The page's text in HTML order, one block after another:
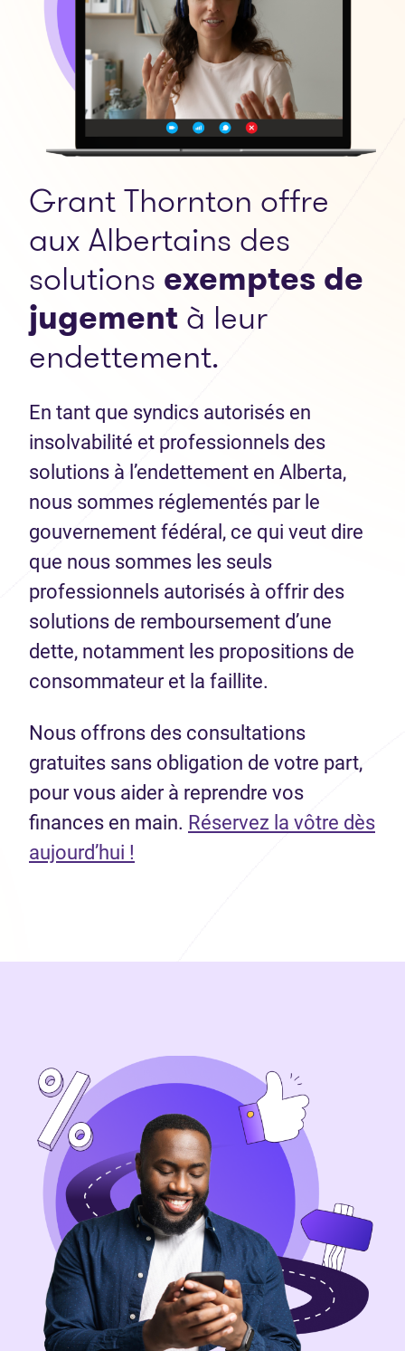
Grant Thornton offre
aux Albertains des
solutions exemptes de
jugementà leur
endettement.
En tant que syndics autorisés en
insolvabilité et professionnels des
solutions à l’endettement en Alberta,
nous sommes réglementés par le
gouvernement fédéral, ce qui veut dire
que nous sommes les seuls
professionnels autorisés à offrir des
solutions de remboursement d’une
dette, notamment les propositions de
consommateur et la faillite.
Nous offrons des consultations
gratuites sans obligation de votre part,
pour vous aider à reprendre vos
finances en main. Réservez la vôtre dès
aujourd’hui !